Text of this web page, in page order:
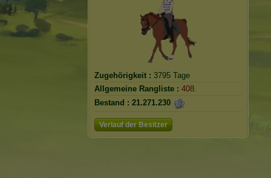
Zugehörigkeit : 3795 Tage
Allgemeine Rangliste : 408.
Bestand : 21.271.230
Verlauf der Besitzer